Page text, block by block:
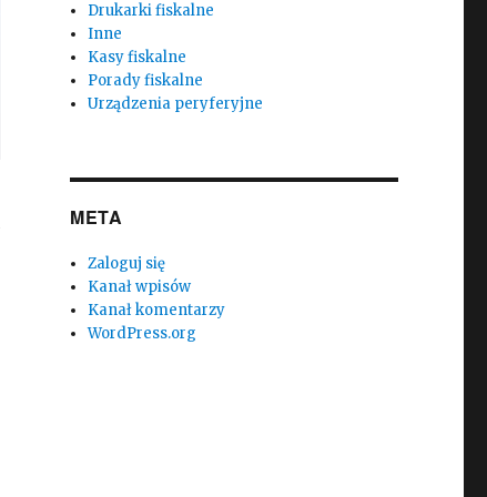
Drukarki fiskalne
Inne
Kasy fiskalne
Porady fiskalne
Urządzenia peryferyjne
META
Zaloguj się
Kanał wpisów
Kanał komentarzy
WordPress.org